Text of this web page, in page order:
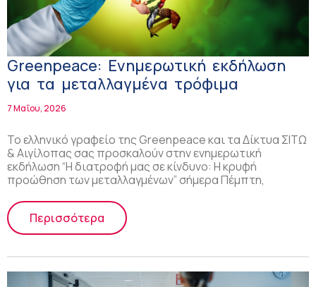
Greenpeace: Ενημερωτική εκδήλωση
για τα μεταλλαγμένα τρόφιμα
7 Μαΐου, 2026
Το ελληνικό γραφείο της Greenpeace και τα Δίκτυα ΣΙΤΩ
& Αιγίλοπας σας προσκαλούν στην ενημερωτική
εκδήλωση “Η διατροφή μας σε κίνδυνο: Η κρυφή
προώθηση των μεταλλαγμένων” σήμερα Πέμπτη,
Περισσότερα